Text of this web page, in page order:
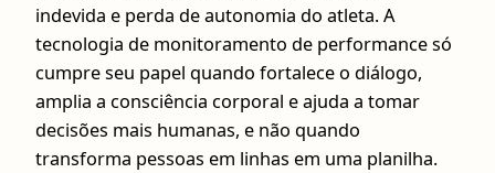
indevida e perda de autonomia do atleta. A
tecnologia de monitoramento de performance só
cumpre seu papel quando fortalece o diálogo,
amplia a consciência corporal e ajuda a tomar
decisões mais humanas, e não quando
transforma pessoas em linhas em uma planilha.